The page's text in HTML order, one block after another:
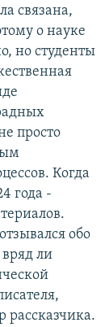
связана,
о науке
но студенты
просто
Когда
года -
обо
ли
рассказчика.